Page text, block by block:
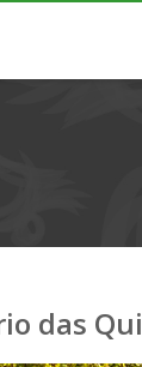
das